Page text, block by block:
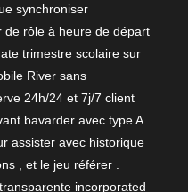
synchroniser
de rôle à heure de départ
trimestre scolaire sur
River sans
24h/24 et 7j/7 client
bavarder avec type A
assister avec historique
, et le jeu référer .
incorporated